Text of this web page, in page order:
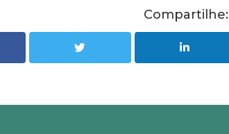
Compartilhe: